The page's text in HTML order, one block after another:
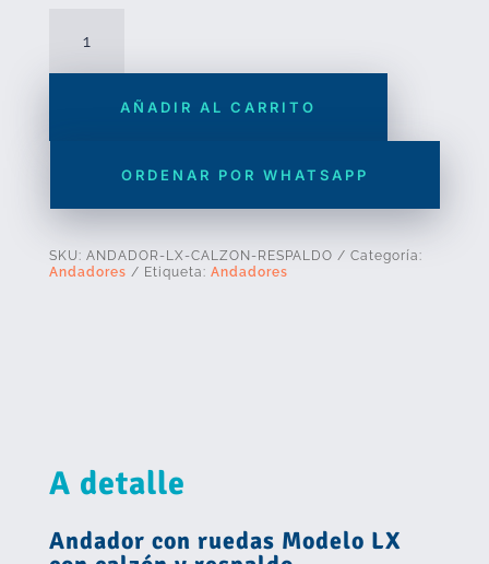
LX
respaldo
AÑADIR AL CARRITO
ORDENAR POR WHATSAPP
SKU: ANDADOR-LX-CALZON-RESPALDO
Categoría:
Andadores
Etiqueta: Andadores
A detalle
Andador con ruedas Modelo LX